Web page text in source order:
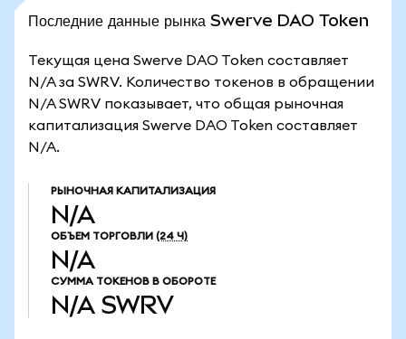
Последние данные рынка Swerve DAO Token
Текущая цена Swerve DAO Token составляет
N/A за SWRV. Количество токенов в обращении
N/A SWRV показывает, что общая рыночная
капитализация Swerve DAO Token составляет
N/A.
РЫНОЧНАЯ КАПИТАЛИЗАЦИЯ
N/A
ОБЪЕМ ТОРГОВЛИ (24 Ч)
N/A
СУММА ТОКЕНОВ В ОБОРОТЕ
N/A SWRV